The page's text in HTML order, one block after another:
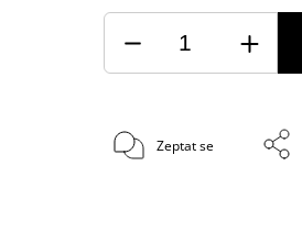
Zeptat se